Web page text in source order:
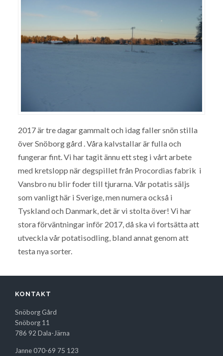
2017 är tre dagar gammalt och idag faller snön stilla
över Snöborg gård . Våra kalvstallar är fulla och
fungerar fint. Vi har tagit ännu ett steg i vårt arbete
med kretslopp när degspillet från Procordias fabrik i
Vansbro nu blir foder till tjurarna. Vår potatis säljs
som vanligt här i Sverige, men numera också i
Tyskland och Danmark, det är vi stolta över! Vi har
stora förväntningar inför 2017, då ska vi fortsätta att
utveckla vår potatisodling, bland annat genom att
testa nya sorter.
KONTAKT
Snöborg Gård
Snöborg 11
786 92 Dala-Järna
Janne 070-69 75 123